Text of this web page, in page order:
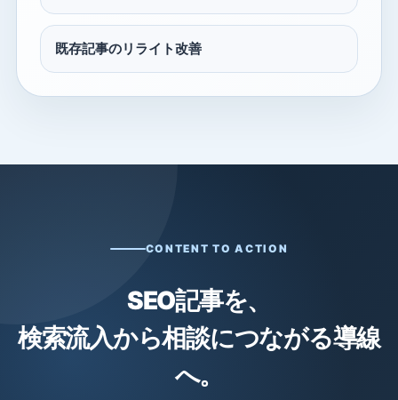
既存記事のリライト改善
CONTENT TO ACTION
SEO記事を、
検索流入から相談につながる導線
へ。